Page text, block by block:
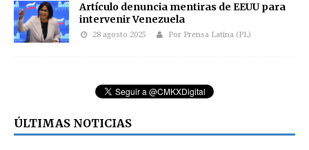
Artículo denuncia mentiras de EEUU para
intervenir Venezuela
28 agosto 2025 Por Prensa Latina (PL)
ÚLTIMAS NOTICIAS